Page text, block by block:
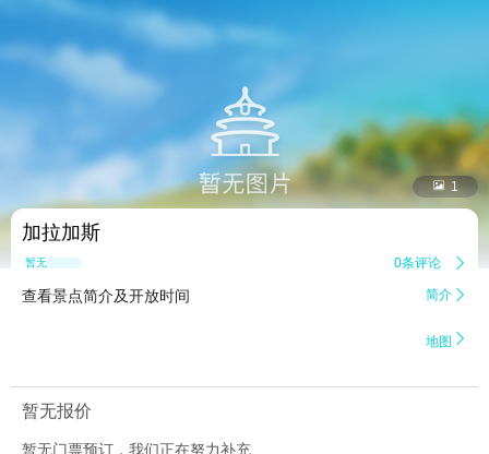
 1
加拉加斯
暂无点评 0条评论 
查看景点简介及开放时间 简介 
地图 
暂无报价
暂无门票预订，我们正在努力补充